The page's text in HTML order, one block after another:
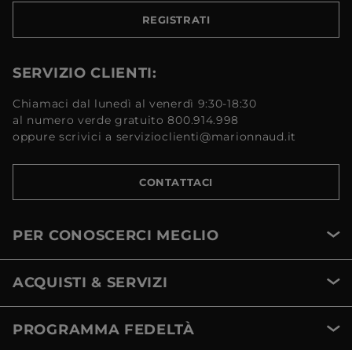
REGISTRATI
SERVIZIO CLIENTI:
Chiamaci dal lunedì al venerdì 9:30-18:30
al numero verde gratuito 800.914.998
oppure scrivici a servizioclienti@marionnaud.it
CONTATTACI
PER CONOSCERCI MEGLIO
ACQUISTI & SERVIZI
PROGRAMMA FEDELTÀ